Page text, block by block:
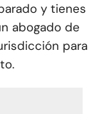
y tienes
abogado de
para